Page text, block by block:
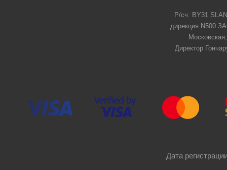
Р/сч: BY31
дирекция N500
Директор
Дата